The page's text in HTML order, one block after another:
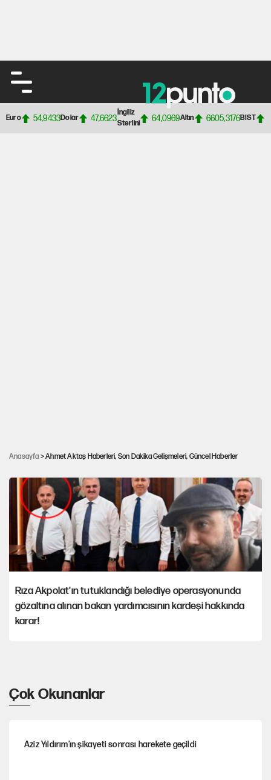
Euro 54,9433Dolar 47,6623
İngiliz
Sterlini
64,0969Altın 6605,3176BIST
Anasayfa > Ahmet Aktaş Haberleri, Son Dakika Gelişmeleri, Güncel Haberler
Aktaş'ın avukatından ilk açıklama
Rıza Akpolat'ın tutuklandığı belediye operasyonunda
gözaltına alınan bakan yardımcısının kardeşi hakkında
karar!
Çok Okunanlar
Aziz Yıldırım’ın şikayeti sonrası harekete geçildi